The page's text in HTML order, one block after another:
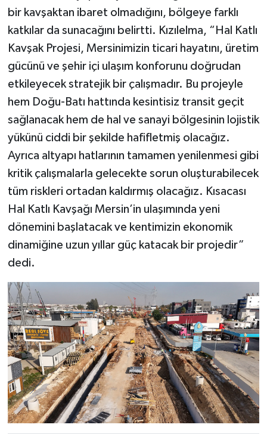
bir kavşaktan ibaret olmadığını, bölgeye farklı
katkılar da sunacağını belirtti. Kızılelma, “Hal Katlı
Kavşak Projesi, Mersinimizin ticari hayatını, üretim
gücünü ve şehir içi ulaşım konforunu doğrudan
etkileyecek stratejik bir çalışmadır. Bu projeyle
hem Doğu-Batı hattında kesintisiz transit geçit
sağlanacak hem de hal ve sanayi bölgesinin lojistik
yükünü ciddi bir şekilde hafifletmiş olacağız.
Ayrıca altyapı hatlarının tamamen yenilenmesi gibi
kritik çalışmalarla gelecekte sorun oluşturabilecek
tüm riskleri ortadan kaldırmış olacağız. Kısacası
Hal Katlı Kavşağı Mersin’in ulaşımında yeni
dönemini başlatacak ve kentimizin ekonomik
dinamiğine uzun yıllar güç katacak bir projedir”
dedi.